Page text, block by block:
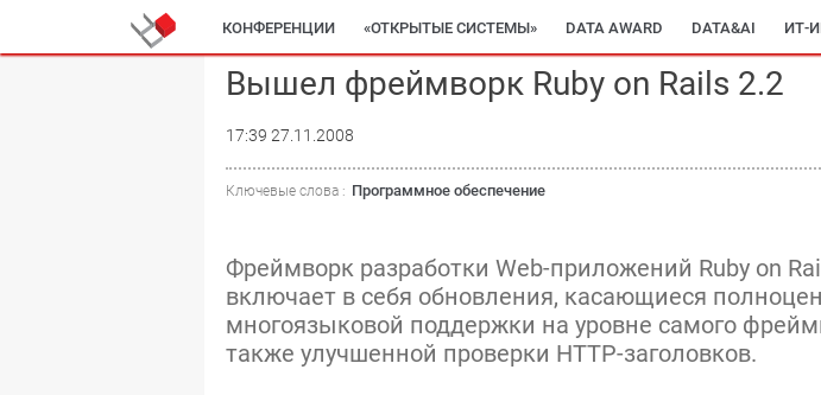
КОНФЕРЕНЦИИ «ОТКРЫТЫЕ СИСТЕМЫ» DATA AWARD DATA&AI ИТ-
Вышел фреймворк Ruby on Rails 2.2
17:39 27.11.2008
Ключевые слова : Программное обеспечение
Фреймворк разработки Web-приложений Ruby on
включает в себя обновления, касающиеся
многоязыковой поддержки на уровне самого
также улучшенной проверки HTTP-заголовков.